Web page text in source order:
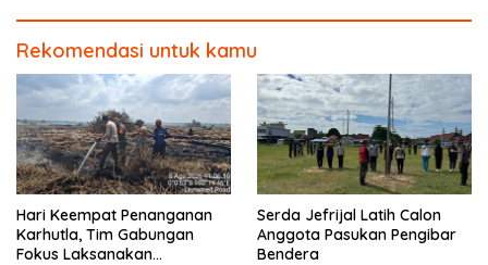
Rekomendasi untuk kamu
Hari Keempat Penanganan
Karhutla, Tim Gabungan
Fokus Laksanakan
Serda Jefrijal Latih Calon
Anggota Pasukan Pengibar
Bendera